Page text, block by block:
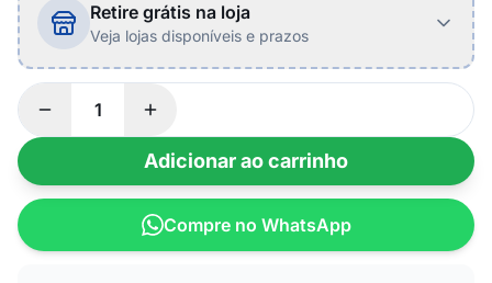
Retire grátis na loja
Veja lojas disponíveis e prazos
Adicionar ao carrinho
Compre no WhatsApp